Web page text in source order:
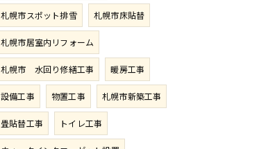
札幌市スポット排雪 札幌市床貼替
札幌市居室内リフォーム
札幌市 水回り修繕工事 暖房工事
設備工事 物置工事 札幌市新築工事
畳貼替工事 トイレ工事